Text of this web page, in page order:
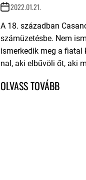
2022.01.21.
A 18. században
számüzetésbe. Nem
ismerkedik meg a fiatal
nal, aki elbűvöli őt, aki